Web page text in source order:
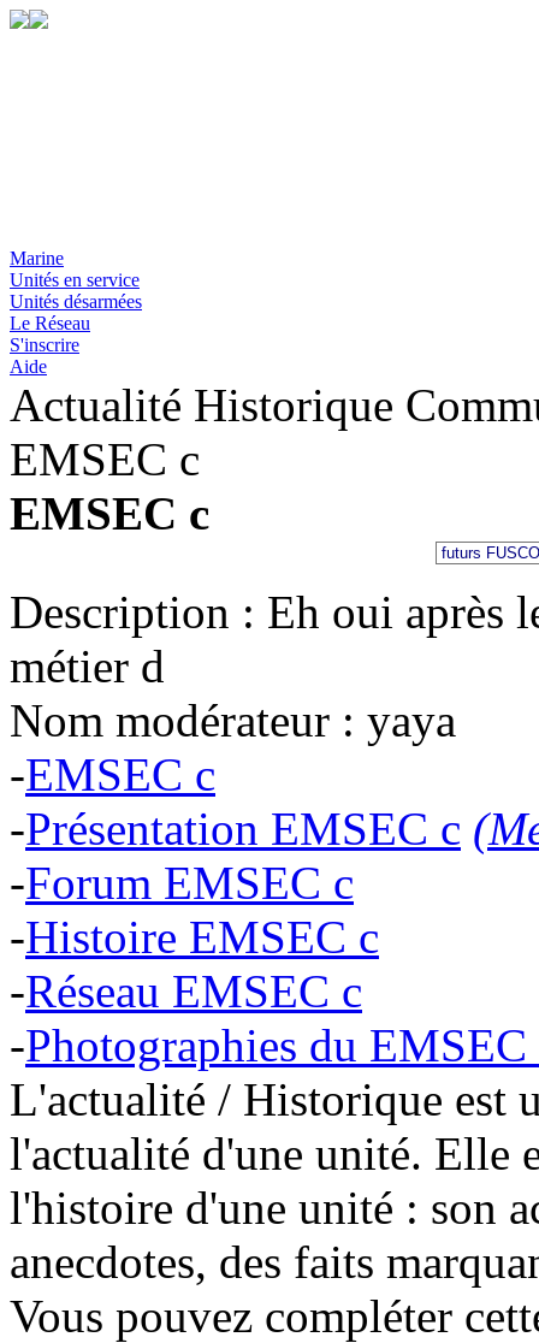
Marine
Unités en service
Unités désarmées
Le Réseau
S'inscrire
Aide
Actualité Historique
EMSEC c
EMSEC c
Description : Eh oui après
métier d
Nom modérateur : yaya
-EMSEC c
-Présentation EMSEC c
-Forum EMSEC c
-Histoire EMSEC c
-Réseau EMSEC c
-Photographies du EMSEC
L'actualité / Historique est
l'actualité d'une unité. Elle
l'histoire d'une unité : son
anecdotes, des faits
Vous pouvez compléter